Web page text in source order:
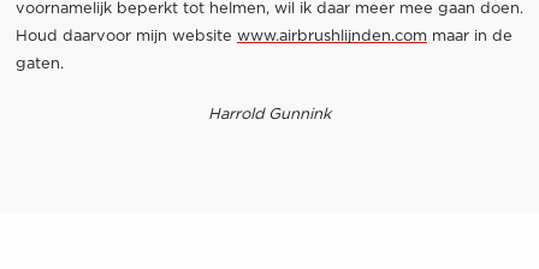
voornamelijk beperkt tot helmen, wil ik daar meer mee gaan doen.
Houd daarvoor mijn website www.airbrushlijnden.commaar in de
gaten.
Harrold Gunnink